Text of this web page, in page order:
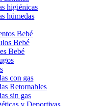
higiénicas
húmedas
Bebé
Bebé
Bebé
con gas
Retornables
sin gas
y Deportivas